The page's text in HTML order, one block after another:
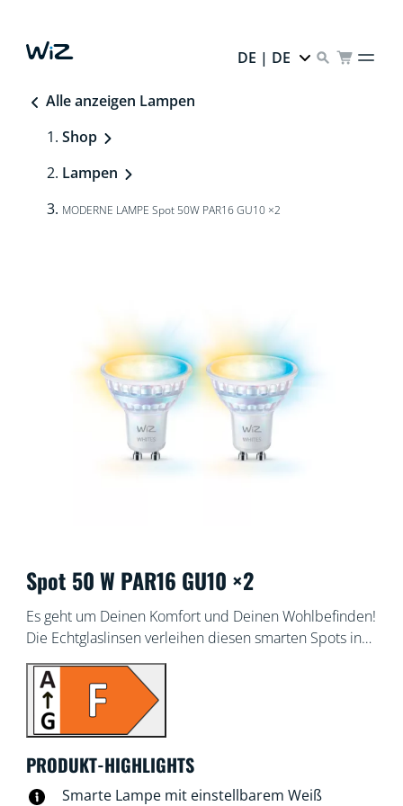
DE | DE
Alle anzeigen Lampen
Shop
Lampen
MODERNE LAMPE Spot 50W PAR16 GU10 ×2
Spot 50 W PAR16 GU10 ×2
Es geht um Deinen Komfort und Deinen Wohlbefinden!
Die Echtglaslinsen verleihen diesen smarten Spots in
der herkömmlichen GU10-Form einen Hauch von
Eleganz. Aber sie haben noch mehr zu bieten: ein
einstellbares weißes Licht für alle Bedürfnisse und
Stimmungen. Nutze Kaltweiß, wenn Du Dich
wenn Du Dich entspannen möchtest – einfach so, wie
es für Dich am besten und angenehmsten ist. All das
PRODUKT-HIGHLIGHTS
Smarte Lampe mit einstellbarem Weiß